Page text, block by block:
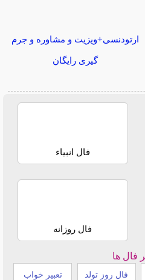
ارتودنسی+ویزیت و مشاوره و جرم
گیری رایگان
فال انبیاء
فال روزانه
فال ها
فال روز تولد تعبیر خواب